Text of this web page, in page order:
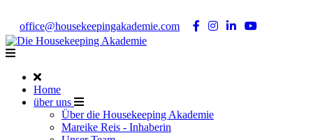
office@housekeepingakademie.com
Home
über uns
Über die Housekeeping Akademie
Mareike Reis - Inhaberin